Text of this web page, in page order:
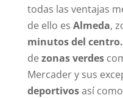
todas las ventajas
de ello es Almeda,
minutos del centro.
dezonas verdes
Mercader y sus
deportivosasí como